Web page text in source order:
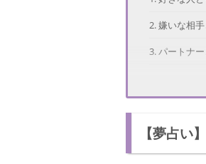
2. 嫌いな相
3. パートナ
6. 知らない
7. 同性とセ
【夢占い